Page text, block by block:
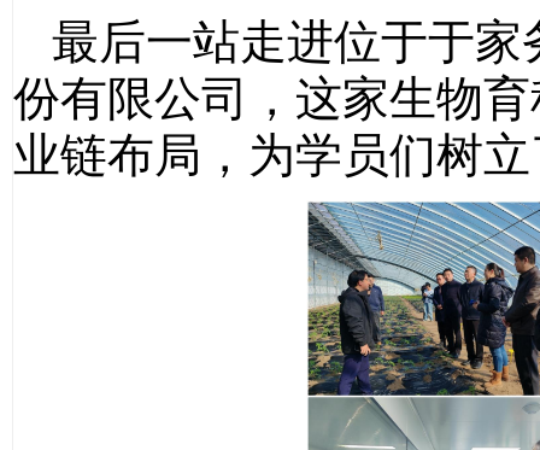
最后一站走进位于于
份有限公司，这家生物
业链布局，为学员们树